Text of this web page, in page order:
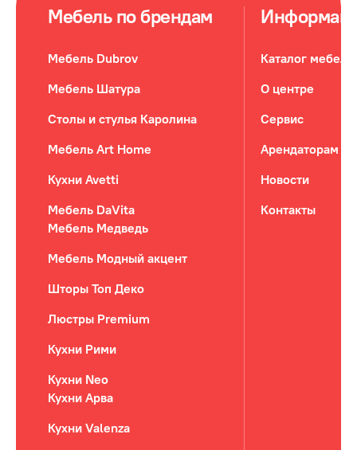
Мебель по брендам
Мебель Dubrov
Мебель Шатура
Столы и стулья Каролина
Мебель Art Home
Кухни Avetti
Мебель DaVita
Мебель Медведь
Мебель Модный акцент
Шторы Топ Деко
Люстры Premium
Кухни Рими
Кухни Neo
Кухни Арва
Кухни Valenza
Каталог мебели
О центре
Сервис
Арендаторам
Новости
Контакты